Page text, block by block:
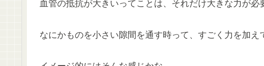
血管の抵抗が大きいってことは、それだけ大きな力が必
なにかものを小さい隙間を通す時って、すごく力を加え